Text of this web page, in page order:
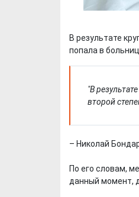
В результате
попала в
"В
второй
– Николай
По его словам,
данный момент,